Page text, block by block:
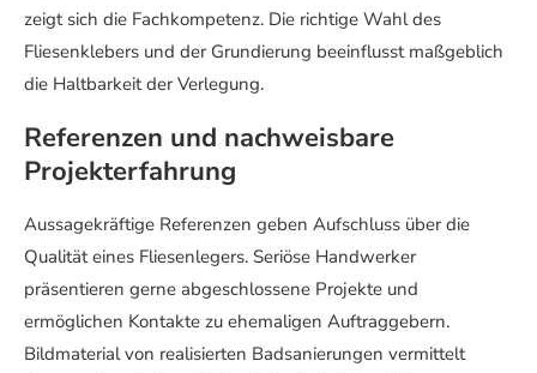
zeigt sich die Fachkompetenz. Die richtige Wahl des
Fliesenklebers und der Grundierung beeinflusst maßgeblich
die Haltbarkeit der Verlegung.
Referenzen und nachweisbare
Projekterfahrung
Aussagekräftige Referenzen geben Aufschluss über die
Qualität eines Fliesenlegers. Seriöse Handwerker
präsentieren gerne abgeschlossene Projekte und
ermöglichen Kontakte zu ehemaligen Auftraggebern.
Bildmaterial von realisierten Badsanierungen vermittelt